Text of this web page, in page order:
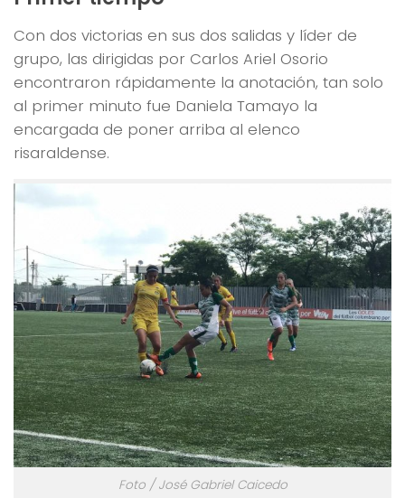
Con dos victorias en sus dos salidas y líder de
grupo, las dirigidas por Carlos Ariel Osorio
encontraron rápidamente la anotación, tan solo
al primer minuto fue Daniela Tamayo la
encargada de poner arriba al elenco
risaraldense.
Foto / José Gabriel Caicedo